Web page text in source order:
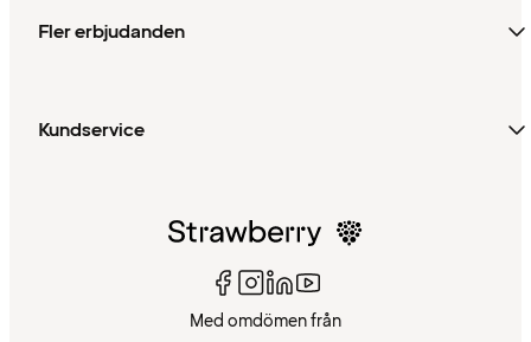
Fler erbjudanden
Kundservice
Med omdömen från